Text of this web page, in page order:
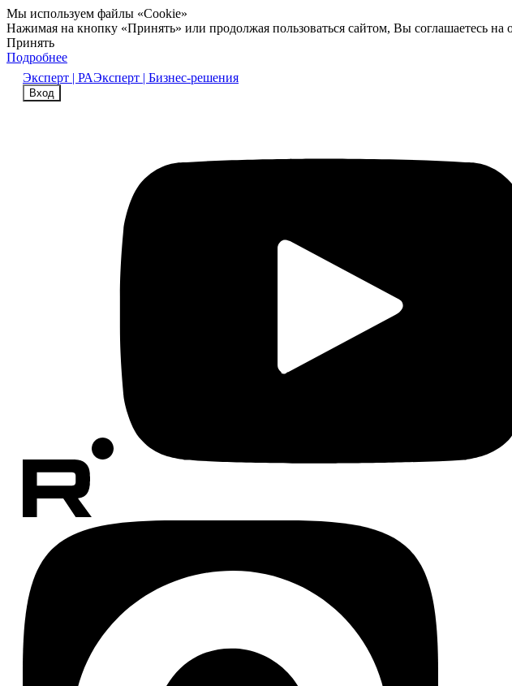
Мы используем файлы «Cookie»
Нажимая на кнопку «Принять» или продолжая пользоваться сайтом, Вы соглашаетесь
Принять
Подробнее
Эксперт | РАЭксперт | Бизнес-решения
Вход